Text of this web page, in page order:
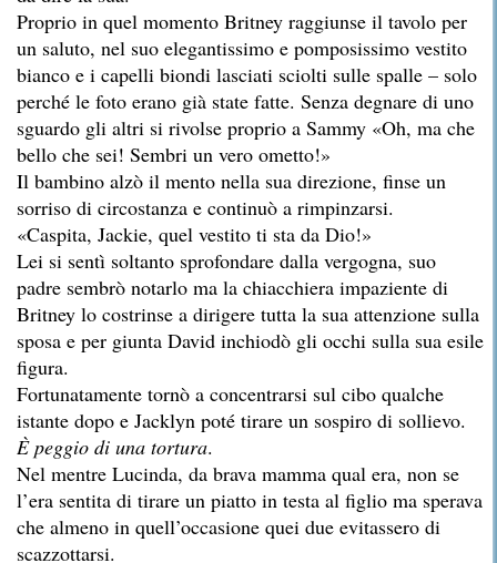
Proprio in quel momento Britney raggiunse il tavolo per
un saluto, nel suo elegantissimo e pomposissimo vestito
bianco e i capelli biondi lasciati sciolti sulle spalle – solo
perché le foto erano già state fatte. Senza degnare di uno
sguardo gli altri si rivolse proprio a Sammy «Oh, ma che
bello che sei! Sembri un vero ometto!»
Il bambino alzò il mento nella sua direzione, finse un
sorriso di circostanza e continuò a rimpinzarsi.
«Caspita, Jackie, quel vestito ti sta da Dio!»
Lei si sentì soltanto sprofondare dalla vergogna, suo
padre sembrò notarlo ma la chiacchiera impaziente di
Britney lo costrinse a dirigere tutta la sua attenzione sulla
sposa e per giunta David inchiodò gli occhi sulla sua esile
figura.
Fortunatamente tornò a concentrarsi sul cibo qualche
istante dopo e Jacklyn poté tirare un sospiro di sollievo.
È peggio di una tortura.
Nel mentre Lucinda, da brava mamma qual era, non se
l’era sentita di tirare un piatto in testa al figlio ma sperava
che almeno in quell’occasione quei due evitassero di
scazzottarsi.